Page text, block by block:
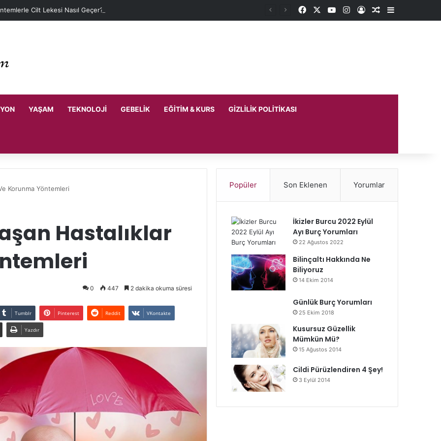
Cilt Lekesi Nasıl Geçer? FacebookYouTubeInstagram
Kayıt OlRastgele Makale
Kenar
YAŞAM TEKNOLOJI GEBELIK EĞITIM & KURS GIZLILIK POLITIKASI
Korunma Yöntemleri
Hastalıklar
0 447 2 dakika okuma süresi
Tumblr Pinterest Reddit VKontakte
Yazdır
Popüler Son Eklenen Yorumlar
İkizler Burcu 2022 Eylül
Ayı Burç Yorumları
22 Ağustos 2022
Bilinçaltı Hakkında Ne
Biliyoruz
14 Ekim 2014
Günlük Burç Yorumları
25 Ekim 2018
Kusursuz Güzellik
Mümkün Mü?
15 Ağustos 2014
Cildi Pürüzlendiren 4 Şey!
3 Eylül 2014